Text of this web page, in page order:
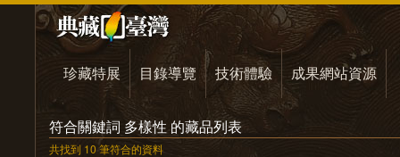
珍藏特展 目錄導覽 技術體驗 成果網站資源
符合關鍵詞 多樣性 的藏品列表
共找到 10 筆符合的資料